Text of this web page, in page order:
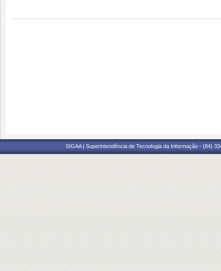
SIGAA | Superintendência de Tecnologia da Informação - (84)